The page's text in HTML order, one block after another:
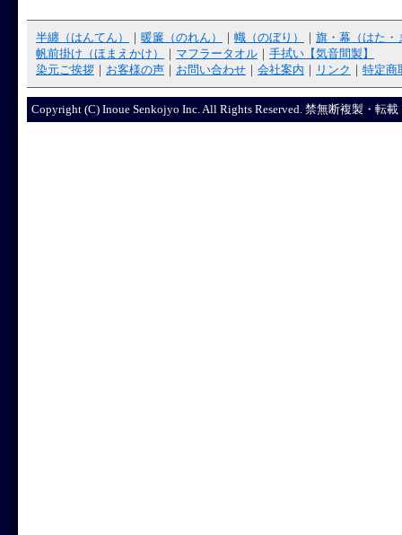
半纏（はんてん） ｜ 暖簾（のれん） ｜ 幟（のぼり） ｜ 旗・幕（はた・
帆前掛け（ほまえかけ）
｜ マフラータオル ｜ 手拭い【気音間製】
染元ご挨拶 ｜ お客様の声 ｜ お問い合わせ ｜ 会社案内 ｜ リンク ｜ 特定商
Copyright (C) Inoue Senkojyo Inc. All Rights Reserved. 禁無断複製・